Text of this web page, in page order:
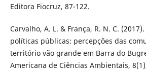
Editora Fiocruz, 87-122.
Carvalho, A. L. & França, R. N. C.
políticas públicas: percepções das
território vão grande em Barra do
Americana de Ciências Ambientais,